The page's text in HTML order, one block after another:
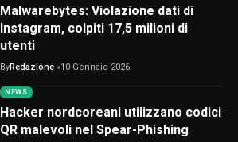
Malwarebytes: Violazione dati di
Instagram, colpiti 17,5 milioni di
utenti
ByRedazione 10 Gennaio 2026
NEWS
Hacker nordcoreani utilizzano codici
QR malevoli nel Spear-Phishing